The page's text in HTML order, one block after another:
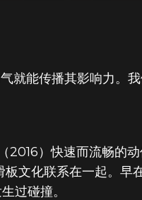
就能传播其影响力。
）快速而流畅的
文化联系在一起。
过碰撞。